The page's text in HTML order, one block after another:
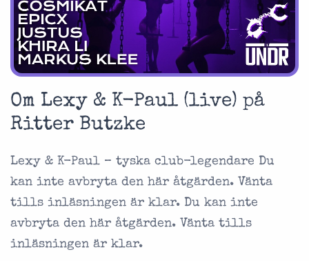
Om Lexy & K-Paul (live) på
Ritter Butzke
Lexy & K-Paul – tyska club-legendare Du
kan inte avbryta den här åtgärden. Vänta
tills inläsningen är klar. Du kan inte
avbryta den här åtgärden. Vänta tills
inläsningen är klar.